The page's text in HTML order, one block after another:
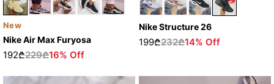
New
Nike Air Max Furyosa
192₾229₾16% Off
Nike Structure 26
199₾232₾14% Off